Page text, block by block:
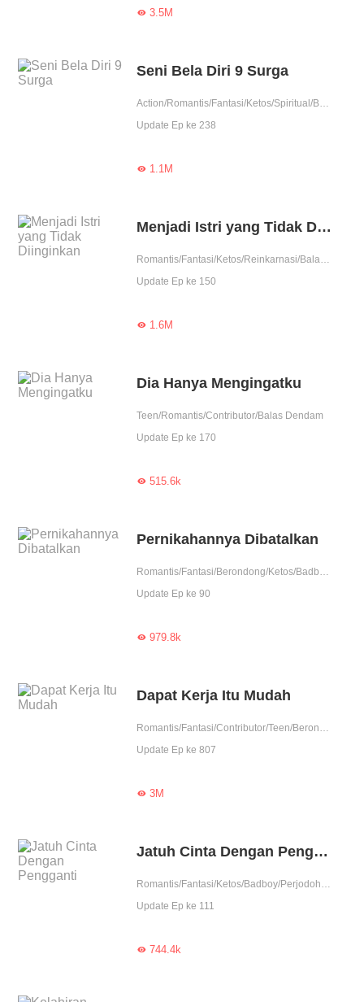
3.5M
Seni Bela Diri 9 Surga
Action/Romantis/Fantasi/Ketos/Spiritual/Balas Dendam/Kultivasi/Contributor
Update Ep ke 238
1.1M
Menjadi Istri yang Tidak Diinginkan
Romantis/Fantasi/Ketos/Reinkarnasi/Balas Dendam/Contributor
Update Ep ke 150
1.6M
Dia Hanya Mengingatku
Teen/Romantis/Contributor/Balas Dendam
Update Ep ke 170
515.6k
Pernikahannya Dibatalkan
Romantis/Fantasi/Berondong/Ketos/Badboy/Perjodohan/Nikahmuda/Balas Dendam/Pembunuhan/Contributor
Update Ep ke 90
979.8k
Dapat Kerja Itu Mudah
Romantis/Fantasi/Contributor/Teen/Berondong/Balas Dendam
Update Ep ke 807
3M
Jatuh Cinta Dengan Pengganti
Romantis/Fantasi/Ketos/Badboy/Perjodohan/Duniahiburan/Balas Dendam/Contributor
Update Ep ke 111
744.4k